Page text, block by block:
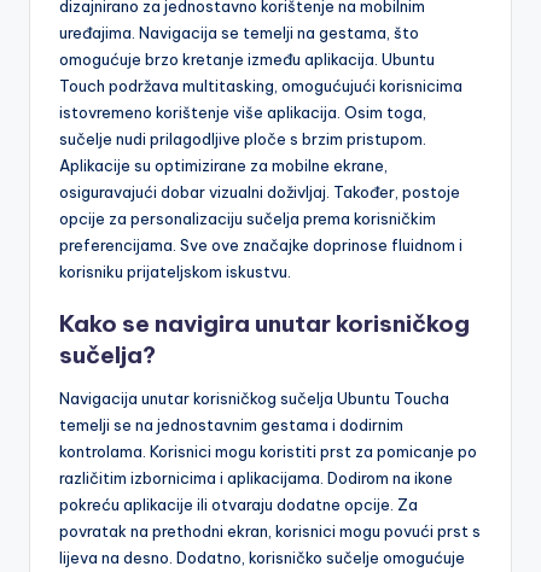
dizajnirano za jednostavno korištenje na mobilnim
uređajima. Navigacija se temelji na gestama, što
omogućuje brzo kretanje između aplikacija. Ubuntu
Touch podržava multitasking, omogućujući korisnicima
istovremeno korištenje više aplikacija. Osim toga,
sučelje nudi prilagodljive ploče s brzim pristupom.
Aplikacije su optimizirane za mobilne ekrane,
osiguravajući dobar vizualni doživljaj. Također, postoje
opcije za personalizaciju sučelja prema korisničkim
preferencijama. Sve ove značajke doprinose fluidnom i
korisniku prijateljskom iskustvu.
Kako se navigira unutar korisničkog
sučelja?
Navigacija unutar korisničkog sučelja Ubuntu Toucha
temelji se na jednostavnim gestama i dodirnim
kontrolama. Korisnici mogu koristiti prst za pomicanje po
različitim izbornicima i aplikacijama. Dodirom na ikone
pokreću aplikacije ili otvaraju dodatne opcije. Za
povratak na prethodni ekran, korisnici mogu povući prst s
lijeva na desno. Dodatno, korisničko sučelje omogućuje